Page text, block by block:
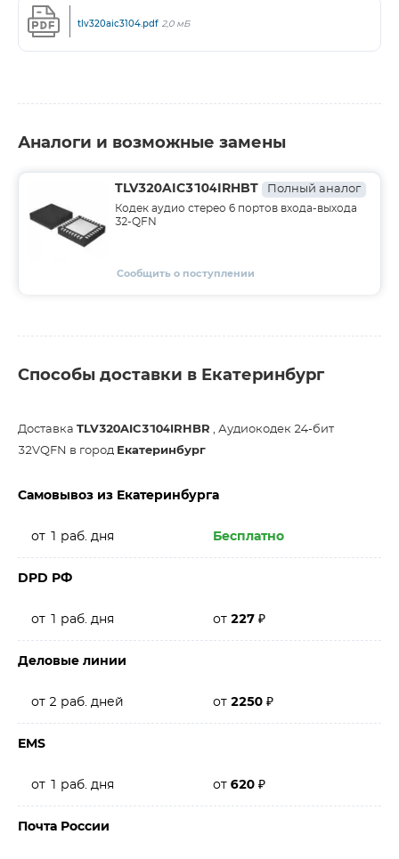
tlv320aic3104.pdf 2,0 мБ
Аналоги и возможные замены
TLV320AIC3104IRHBT Полный аналог
Кодек аудио стерео 6 портов входа-выхода
32-QFN
Сообщить о поступлении
Способы доставки в Екатеринбург
Доставка TLV320AIC3104IRHBR , Аудиокодек 24-бит
32VQFN в город Екатеринбург
Самовывоз из Екатеринбурга
от 1 раб. дня Бесплатно
DPD РФ
от 1 раб. дня от 227 ₽
Деловые линии
от 2 раб. дней от 2250 ₽
EMS
от 1 раб. дня от 620 ₽
Почта России